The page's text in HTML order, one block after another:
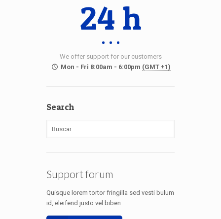
24 h
We offer support for our customers
Mon - Fri 8:00am - 6:00pm (GMT +1)
Search
Support forum
Quisque lorem tortor fringilla sed vesti bulum
id, eleifend justo vel biben